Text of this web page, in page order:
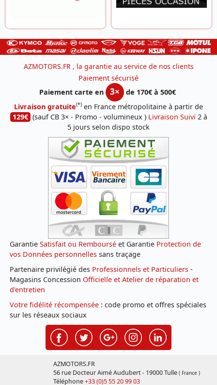
AZMOTORS.FR , la garantie au service de nos clients
Paiement sécurisé
Paiement carte en
3×
de 170€ à 500€
Livraison gratuite(*) en France métropolitaine à partir de
129€ (sauf CB 3× - Promo - volumineux ) Livraison Suivi 2 à
5 jours selon dispo stock
Garantie Satisfait ou Remboursé et Garantie Protection de
vos Données personnelles sans traçage
Partenaire privilégié des Professionnels et Particuliers -
Magasins Concession Officielle et Atelier de réparation et
d'entretien
Votre fidélité récompensée : code promo et offres spéciales
sur les réseaux sociaux
AZMOTORS.FR
56 rue Docteur Aimé Audubert - 19000 Tulle ( France )
Téléphone+33 (0)5 55 20 99 03